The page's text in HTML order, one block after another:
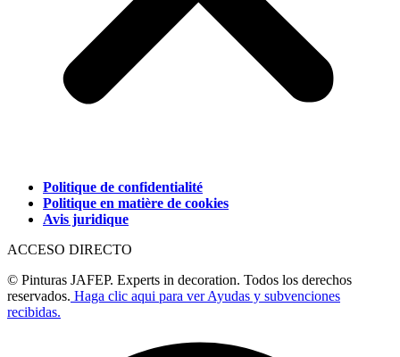
Politique de confidentialité
Politique en matière de cookies
Avis juridique
ACCESO DIRECTO
© Pinturas JAFEP. Experts in decoration. Todos los derechos
reservados. Haga clic aqui para ver Ayudas y subvenciones
recibidas.